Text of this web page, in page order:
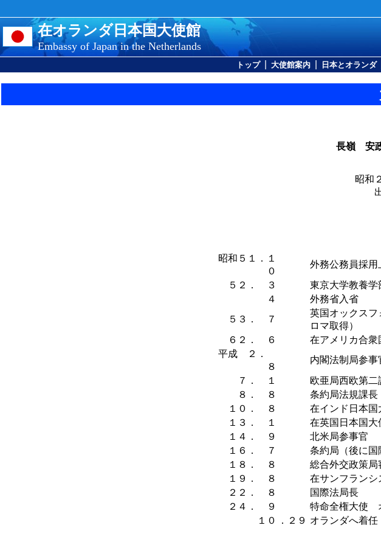
在オランダ日本国大使館
Embassy of Japan in the Netherlands
トップ 大使館案内 日本とオランダ
長嶺 安
昭和
昭和５１．１
０
外務公務員採用
５２． ３
東京大学教養学
４
外務省入省
５３． ７
英国オックス
ロマ取得）
６２． ６
在アメリカ合
平成 ２．
８
内閣法制局参事
７． １
欧亜局西欧第二
８． ８
条約局法規課長
１０． ８
在インド日本
１３． １
在英国日本国
１４． ９
北米局参事官
１６． ７
条約局（後に国
１８． ８
総合外交政策局
１９． ８
在サンフラン
２２． ８
国際法局長
２４． ９
特命全権大使
１０
．２９ オランダへ着任